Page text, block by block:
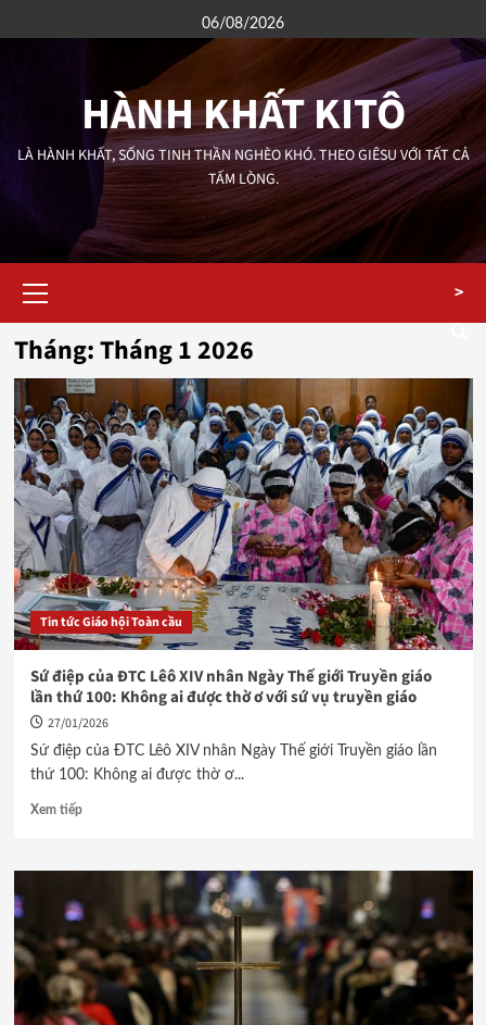
to
06/08/2026
HÀNH KHẤT KITÔ
LÀ HÀNH KHẤT, SỐNG TINH THẦN NGHÈO KHÓ. THEO GIÊSU VỚI TẤT CẢ
TẤM LÒNG.
Menu
>
Tháng:Tháng 1 2026
Tin tức Giáo hội Toàn cầu
Sứ điệp của ĐTC Lêô XIV nhân Ngày Thế giới Truyền giáo
lần thứ 100: Không ai được thờ ơ với sứ vụ truyền giáo
27/01/2026
Sứ điệp của ĐTC Lêô XIV nhân Ngày Thế giới Truyền giáo lần
thứ 100: Không ai được thờ ơ...
Xem tiếp